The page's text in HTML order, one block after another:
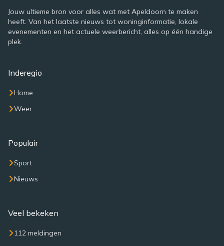
Jouw ultieme bron voor alles wat met Apeldoorn te maken
heeft. Van het laatste nieuws tot woninginformatie, lokale
evenementen en het actuele weerbericht, alles op één handige
plek.
Inderegio
Home
Weer
Populair
Sport
Nieuws
Veel bekeken
112 meldingen